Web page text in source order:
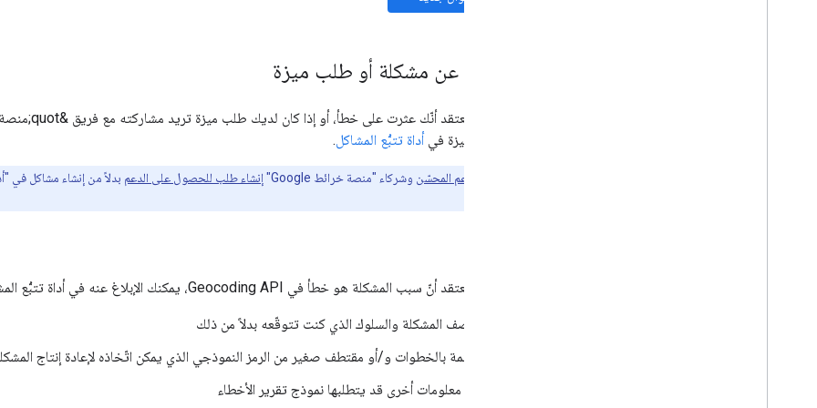
الإبلاغ عن مشكلة أو طلب ميزة
أو طلب ميزة فيأداة تتبُّع المشاكل.
الدعم المحسّن وشركاء "منصة خرائط Google" إنشاء طلب للحصول على الدعم بدلاً من إنشاء مشاكل في
إذا كنت تعتقد أنّ سبب المشكلة هو خطأ في Geocoding API، يمكنك الإبلاغ عنه في أداة تتبُّع المشاكل. يُرجى تضمين المعلومات التالية في وصف الخطأ:
وصف المشكلة والسلوك الذي كنت تتوقّعه بدلاً من ذلك
قائمة بالخطوات و/أو مقتطف صغير من الرمز النموذجي الذي يمكن اتّخاذه لإعادة إنتاج
أي معلومات أخرى قد يتطلبها نموذج تقرير الأخطاء